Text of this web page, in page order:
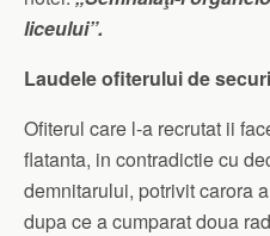
liceului”.
Laudele ofiterului de
Ofiterul care l-a recrutat ii
flatanta, in contradictie cu
demnitarului, potrivit carora
dupa ce a cumparat doua